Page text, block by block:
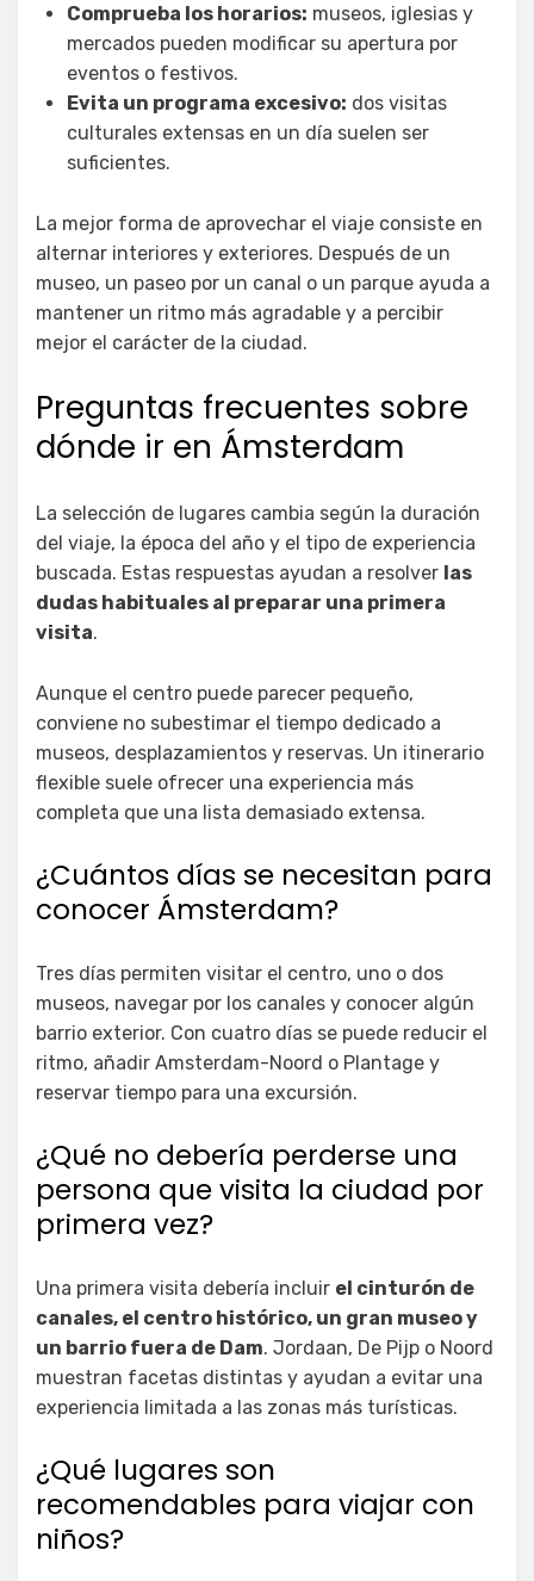
Comprueba los horarios: museos, iglesias y
mercados pueden modificar su apertura por
eventos o festivos.
Evita un programa excesivo: dos visitas
culturales extensas en un día suelen ser
suficientes.
La mejor forma de aprovechar el viaje consiste en
alternar interiores y exteriores. Después de un
museo, un paseo por un canal o un parque ayuda a
mantener un ritmo más agradable y a percibir
mejor el carácter de la ciudad.
Preguntas frecuentes sobre
dónde ir en Ámsterdam
La selección de lugares cambia según la duración
del viaje, la época del año y el tipo de experiencia
buscada. Estas respuestas ayudan a resolver las
dudas habituales al preparar una primera
visita.
Aunque el centro puede parecer pequeño,
conviene no subestimar el tiempo dedicado a
museos, desplazamientos y reservas. Un itinerario
flexible suele ofrecer una experiencia más
completa que una lista demasiado extensa.
¿Cuántos días se necesitan para
conocer Ámsterdam?
Tres días permiten visitar el centro, uno o dos
museos, navegar por los canales y conocer algún
barrio exterior. Con cuatro días se puede reducir el
ritmo, añadir Amsterdam-Noord o Plantage y
reservar tiempo para una excursión.
¿Qué no debería perderse una
persona que visita la ciudad por
primera vez?
Una primera visita debería incluir el cinturón de
canales, el centro histórico, un gran museo y
un barrio fuera de Dam. Jordaan, De Pijp o Noord
muestran facetas distintas y ayudan a evitar una
experiencia limitada a las zonas más turísticas.
¿Qué lugares son
recomendables para viajar con
niños?